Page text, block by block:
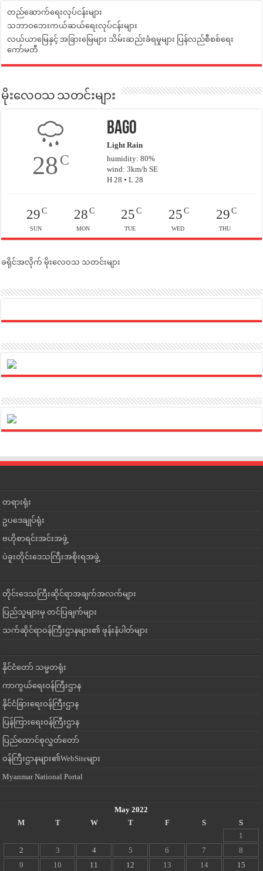
တည်ဆောက်ရေးလုပ်ငန်းများ
သဘာဝဘေးကယ်ဆယ်ရေးလုပ်ငန်းများ
လယ်ယာမြေနှင့် အခြားမြေများ သိမ်းဆည်းခံရမှုများ ပြန်လည်စီစစ်ရေး
ကော်မတီ
မိုးလေဝသ သတင်းများ
28C
Bago
Light Rain
humidity: 80%
wind: 3km/h SE
H 28 • L 28
29C
SUN
28C
MON
25 C
TUE
25C
WED
29C
THU
ခရိုင်အလိုက် မိုးလေဝသ သတင်းများ
တရားရုံး
ဥပဒေချုပ်ရုံး
ဗဟိုစာရင်းအင်းအဖွဲ့
ပဲခူးတိုင်းဒေသကြီးအစိုးရအဖွဲ့
တိုင်းဒေသကြီးဆိုင်ရာအချက်အလက်များ
ပြည်သူများမှ တင်ပြချက်များ
သက်ဆိုင်ရာဝန်ကြီးဌာနများ၏ ဖုန်းနံပါတ်များ
နိုင်ငံတော် သမ္မတရုံး
ကာကွယ်ရေးဝန်ကြီးဌာန
နိုင်ငံခြားရေးဝန်ကြီးဌာန
ပြန်ကြားရေးဝန်ကြီးဌာန
ပြည်ထောင်စုလွှတ်တော်
ဝန်ကြီးဌာနများ၏WebSiteများ
Myanmar National Portal
May 2022
M
T W T F S
S
1
2
3 4 5 6 7
8
9
10 11 12 13 14 15